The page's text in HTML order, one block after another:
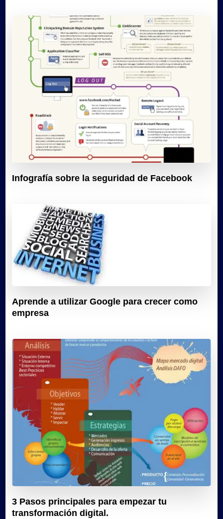
Infografía sobre la seguridad de Facebook
Aprende a utilizar Google para crecer como
empresa
3 Pasos principales para empezar tu
transformación digital.